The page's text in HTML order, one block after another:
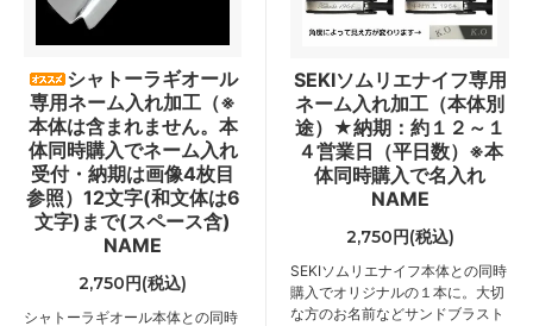
シャトーラギオール
専用ネーム入れ加工（※
本体は含まれません。本
体同時購入でネーム入れ
受付・納期は画像4枚目
参照）12文字(和文体は6
文字)まで(スペース含)
NAME
2,750円(税込)
シャトーラギオール本体との同時
SEKIソムリエナイフ専用
ネーム入れ加工（本体別
途）★納期：約１２～１
４営業日（平日数）※本
体同時購入で名入れ
NAME
2,750円(税込)
SEKIソムリエナイフ本体との同時
購入でオリジナルの１本に。大切
な方のお名前などサンドブラスト